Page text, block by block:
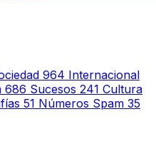
964 Internacional
686 Sucesos 241 Cultura
51 Números Spam 35